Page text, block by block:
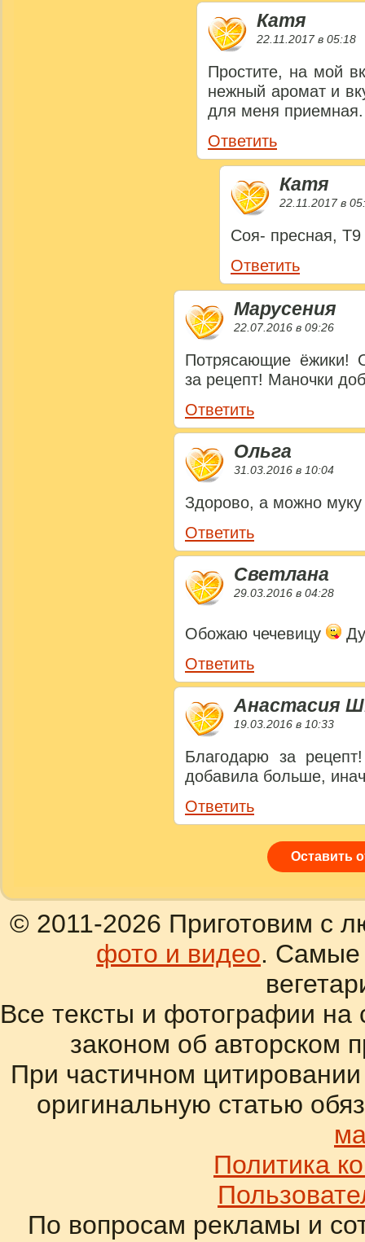
Катя
22.11.2017 в 05:18
Простите, на мой
нежный аромат и
для меня приемная.
Ответить
Катя
22.11.2017 в
Соя- пресная, Т9
Ответить
Марусения
22.07.2016 в 09:26
Потрясающие ёжики!
за рецепт! Маночки
Ответить
Ольга
31.03.2016 в 10:04
Здорово, а можно
Ответить
Светлана
29.03.2016 в 04:28
Обожаю чечевицу
Ответить
Анастасия
19.03.2016 в 10:33
Благодарю за
добавила больше,
Ответить
Оставить
© 2011-2026 Приготовим с
фото и видео. Самые
Все тексты и фотографии
законом об авторском
При частичном
оригинальную статью
Политика
По вопросам рекламы и